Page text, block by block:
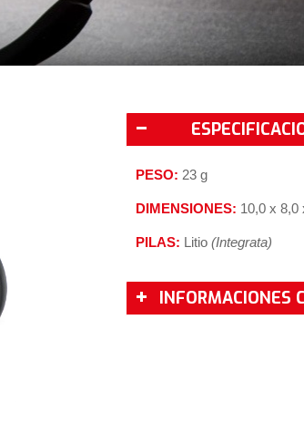
PESO: 23 g
DIMENSIONES: 10,0 x 8,0
PILAS: Litio(Integrata)
INFORMACIONES